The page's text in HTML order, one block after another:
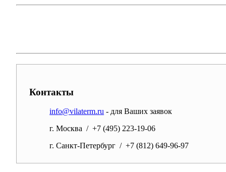
Контакты
info@vilaterm.ru - для Ваших заявок
г. Москва / +7 (495) 223-19-06
г. Санкт-Петербург / +7 (812) 649-96-97